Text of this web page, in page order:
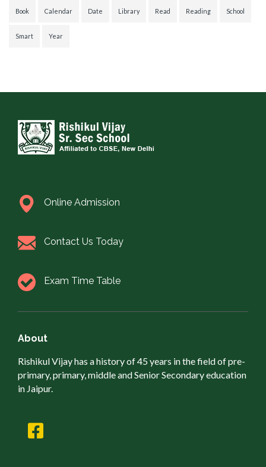
Book Calendar Date Library Read Reading School
Smart Year
Online Admission
Contact Us Today
Exam Time Table
About
Rishikul Vijay has a history of 45 years in the field of pre-
primary, primary, middle and Senior Secondary education
in Jaipur.